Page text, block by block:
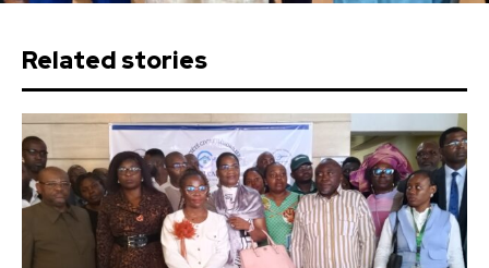
Related stories